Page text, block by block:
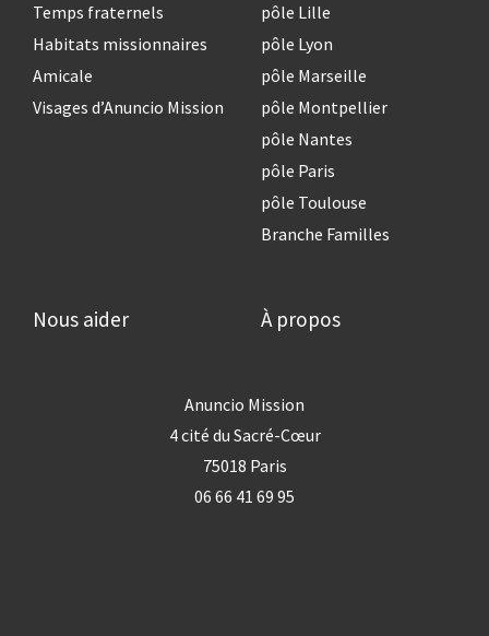
Temps fraternels
Habitats missionnaires
Amicale
Visages d’Anuncio Mission
pôle Lille
pôle Lyon
pôle Marseille
pôle Montpellier
pôle Nantes
pôle Paris
pôle Toulouse
Branche Familles
Nous aider À propos
Anuncio Mission
4 cité du Sacré-Cœur
75018 Paris
06 66 41 69 95